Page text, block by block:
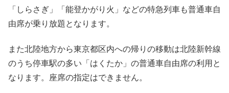
「しらさぎ」「能登かがり火」などの特急列車も普通車自
由席が乗り放題となります。
また北陸地方から東京都区内への帰りの移動は北陸新幹線
のうち停車駅の多い「はくたか」の普通車自由席の利用と
なります。座席の指定はできません。